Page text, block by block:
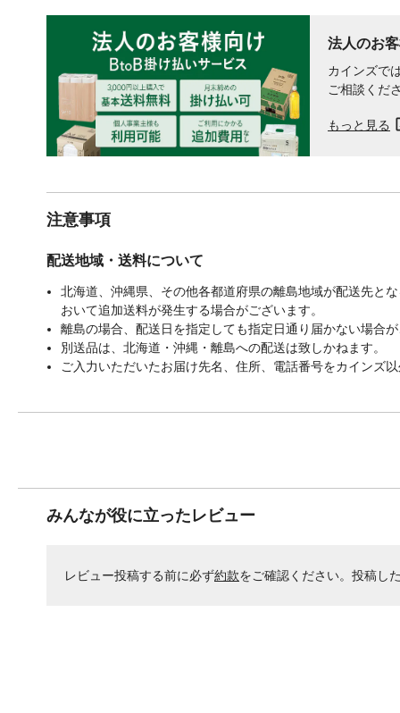
法人のお
カインズで
ご相談くだ
もっと見る
注意事項
配送地域・送料について
北海道、沖縄県、その他各都道府県の離島地域が配送先と
おいて追加送料が発生する場合がございます。
離島の場合、配送日を指定しても指定日通り届かない場合
別送品は、北海道・沖縄・離島への配送は致しかねます。
ご入力いただいたお届け先名、住所、電話番号をカインズ
みんなが役に立ったレビュー
レビュー投稿する前に必ず約款をご確認ください。投稿し